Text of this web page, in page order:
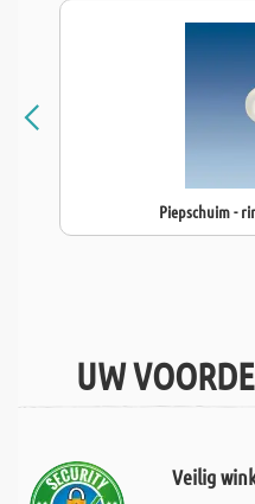
Piepschuim -
UW
Veilig